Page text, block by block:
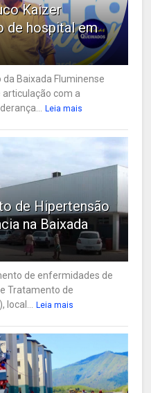
Kaizer
de hospital em
da Baixada Fluminense
com a
Leia mais
de Hipertensão
na Baixada
de enfermidades de
Tratamento de
Leia mais